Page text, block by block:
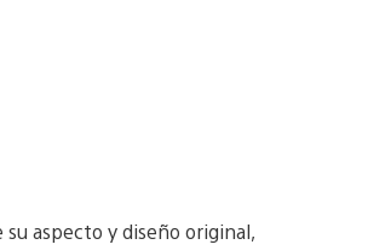
aspecto y diseño original,